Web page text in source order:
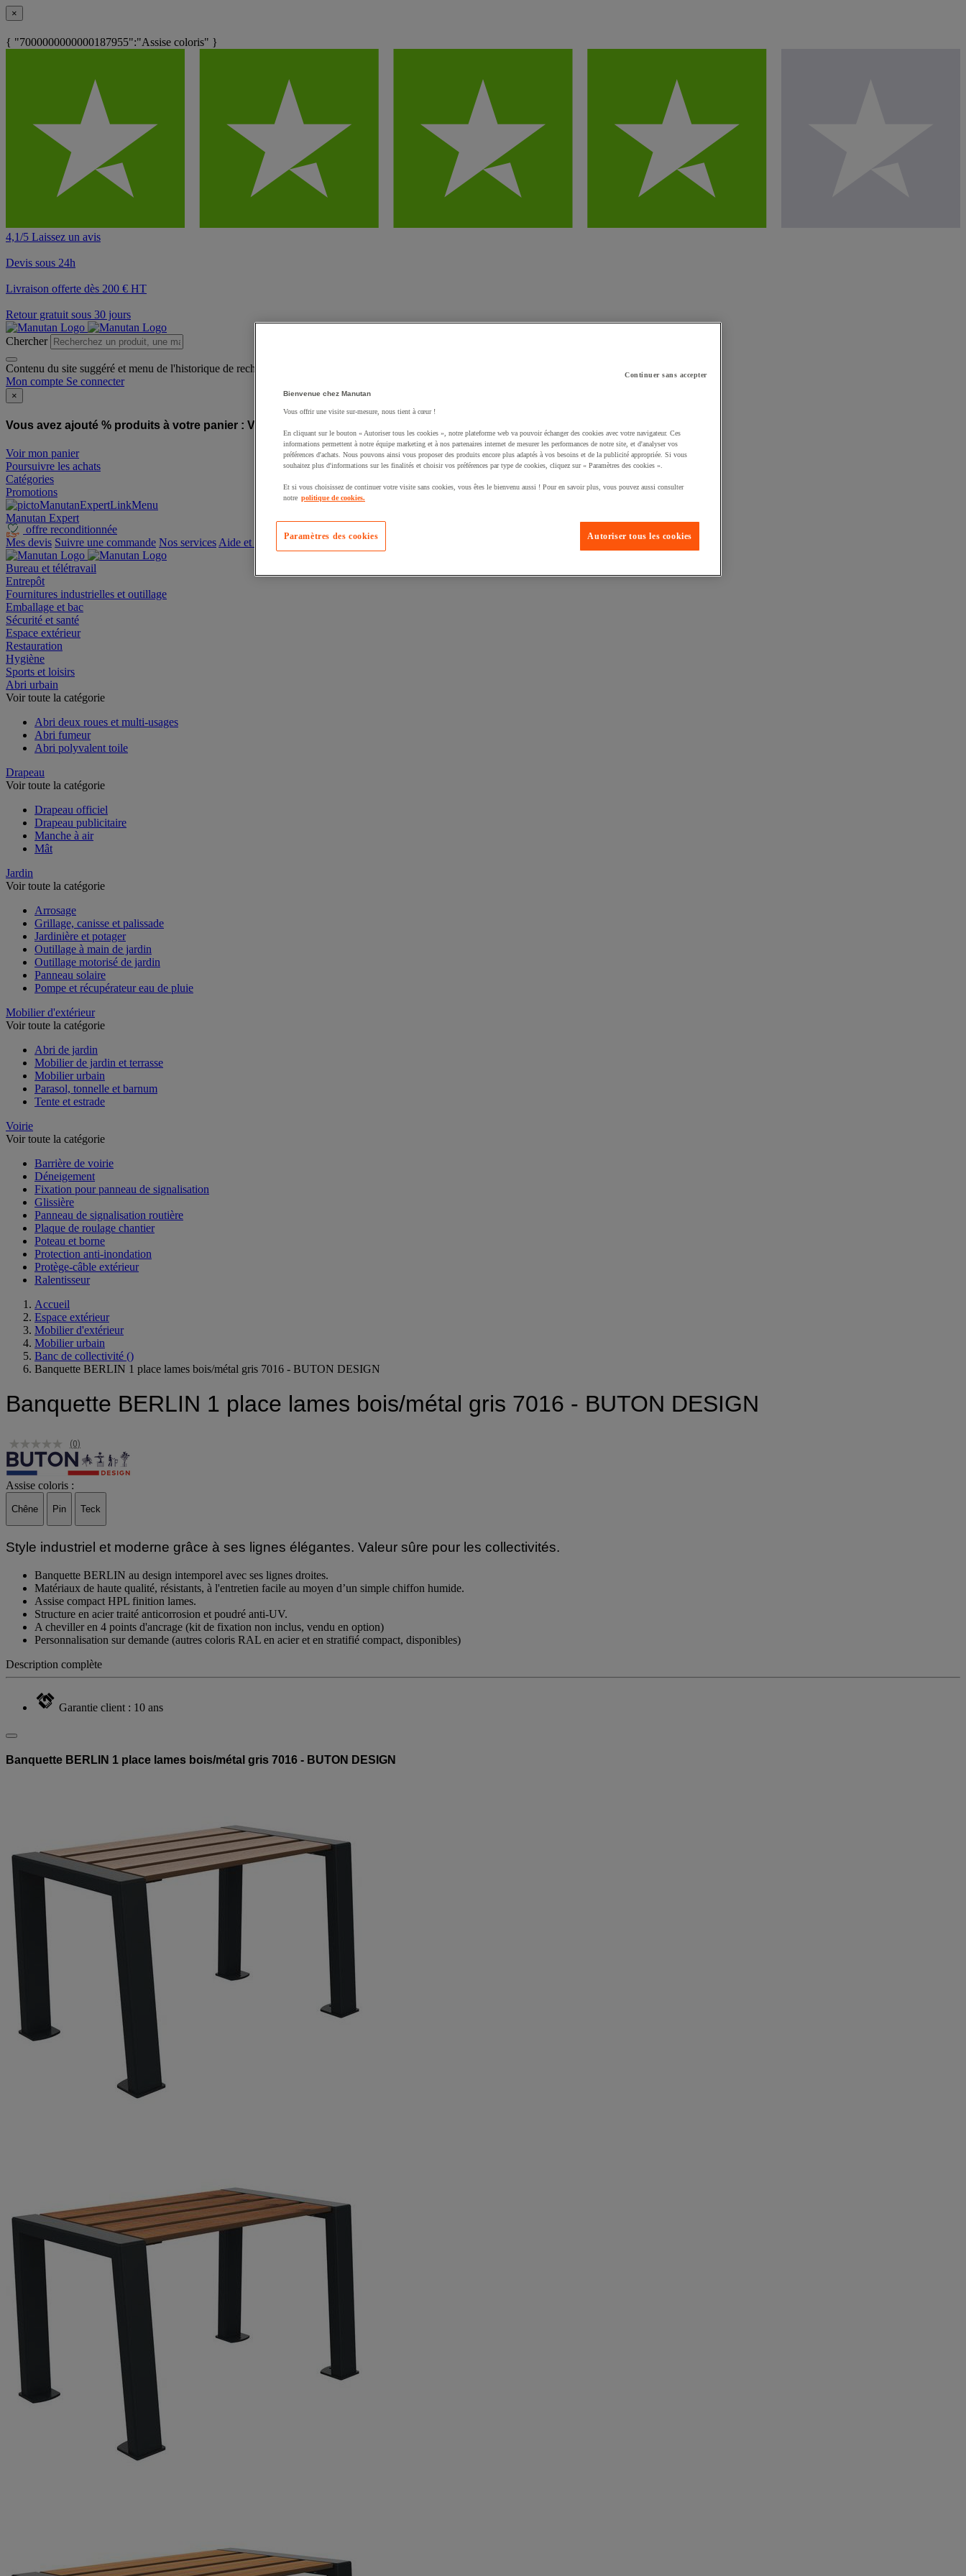
×
{ "7000000000000187955":"Assise coloris" }
4,1/5 Laissez un avis
Devis sous 24h
Livraison offerte dès 200 € HT
Retour gratuit sous 30 jours
Chercher
Contenu du site suggéré et menu de l'historique de recherche
Mon compte Se connecter
×
Vous avez ajouté % produits à votre panier : Vous avez ajouté un produit à votre panier :
Voir mon panier
Poursuivre les achats
Catégories
Promotions
Manutan Expert
offre reconditionnée
Mes devis Suivre une commande Nos services Aide et contact
Bureau et télétravail
Entrepôt
Fournitures industrielles et outillage
Emballage et bac
Sécurité et santé
Espace extérieur
Restauration
Hygiène
Sports et loisirs
Abri urbain
Voir toute la catégorie
Abri deux roues et multi-usages
Abri fumeur
Abri polyvalent toile
Drapeau
Voir toute la catégorie
Drapeau officiel
Drapeau publicitaire
Manche à air
Mât
Jardin
Voir toute la catégorie
Arrosage
Grillage, canisse et palissade
Jardinière et potager
Outillage à main de jardin
Outillage motorisé de jardin
Panneau solaire
Pompe et récupérateur eau de pluie
Mobilier d'extérieur
Voir toute la catégorie
Abri de jardin
Mobilier de jardin et terrasse
Mobilier urbain
Parasol, tonnelle et barnum
Tente et estrade
Voirie
Voir toute la catégorie
Barrière de voirie
Déneigement
Fixation pour panneau de signalisation
Glissière
Panneau de signalisation routière
Plaque de roulage chantier
Poteau et borne
Protection anti-inondation
Protège-câble extérieur
Ralentisseur
Accueil
Espace extérieur
Mobilier d'extérieur
Mobilier urbain
Banc de collectivité ()
Banquette BERLIN 1 place lames bois/métal gris 7016 - BUTON DESIGN
Banquette BERLIN 1 place lames bois/métal gris 7016 - BUTON DESIGN
(0)
Assise coloris :
Chêne Pin Teck
Style industriel et moderne grâce à ses lignes élégantes. Valeur sûre pour les collectivités.
Banquette BERLIN au design intemporel avec ses lignes droites.
Matériaux de haute qualité, résistants, à l'entretien facile au moyen d’un simple chiffon humide.
Assise compact HPL finition lames.
Structure en acier traité anticorrosion et poudré anti-UV.
A cheviller en 4 points d'ancrage (kit de fixation non inclus, vendu en option)
Personnalisation sur demande (autres coloris RAL en acier et en stratifié compact, disponibles)
Description complète
Garantie client : 10 ans
Banquette BERLIN 1 place lames bois/métal gris 7016 - BUTON DESIGN
Continuer sans accepter
Bienvenue chez Manutan
Vous offrir une visite sur-mesure, nous tient à cœur !
En cliquant sur le bouton « Autoriser tous les cookies », notre plateforme web va pouvoir échanger des cookies avec votre navigateur. Ces
informations permettent à notre équipe marketing et à nos partenaires internet de mesurer les performances de notre site, et d'analyser vos
préférences d'achats. Nous pouvons ainsi vous proposer des produits encore plus adaptés à vos besoins et de la publicité appropriée. Si vous
souhaitez plus d'informations sur les finalités et choisir vos préférences par type de cookies, cliquez sur « Paramètres des cookies ».
Et si vous choisissez de continuer votre visite sans cookies, vous êtes le bienvenu aussi ! Pour en savoir plus, vous pouvez aussi consulter
notre politique de cookies.
Autoriser tous les cookies
Paramètres des cookies